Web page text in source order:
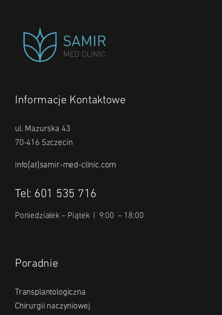
Informacje Kontaktowe
ul. Mazurska 43
70-416 Szczecin
info[at]samir-med-clinic.com
Tel: 601 535 716
Poniedziałek – Piątek | 9:00 – 18:00
Poradnie
Transplantologiczna
Chirurgii naczyniowej